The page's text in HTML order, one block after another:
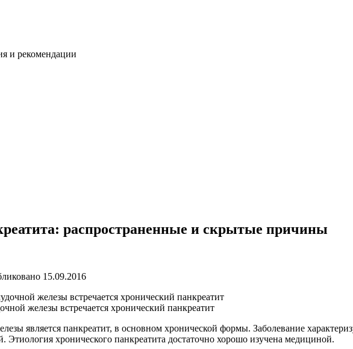
и рекомендации
распространенные и скрытые причины
15.09.2016
железы встречается хронический панкреатит
является панкреатит, в основном хронической формы. Заболевание
Этиология хронического панкреатита достаточно хорошо изучена медициной.